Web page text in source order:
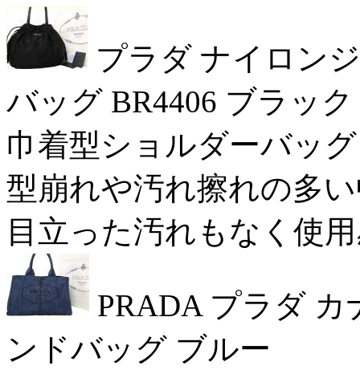
プラダ ナイロン
バッグ BR4406 ブラッ
巾着型ショルダー
型崩れや汚れ擦れの多
目立った汚れもなく使
PRADA プラダ
ンドバッグ ブルー